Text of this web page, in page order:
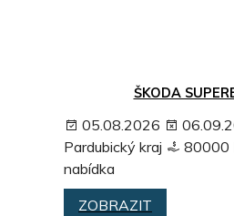
ŠKODA
05.08.2026
Pardubický kraj
80000
nabídka
ZOBRAZIT